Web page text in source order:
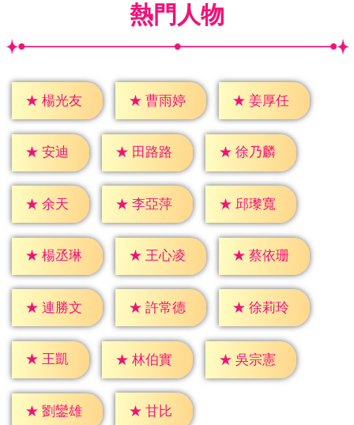
熱門人物
★ 楊光友 ★ 曹雨婷 ★ 姜厚任
★ 安迪 ★ 田路路 ★ 徐乃麟
★ 余天 ★ 李亞萍 ★ 邱瓈寬
★ 楊丞琳 ★ 王心凌 ★ 蔡依珊
★ 連勝文 ★ 許常德 ★ 徐莉玲
★ 王凱 ★ 林伯實 ★ 吳宗憲
★ 劉鑾雄 ★ 甘比